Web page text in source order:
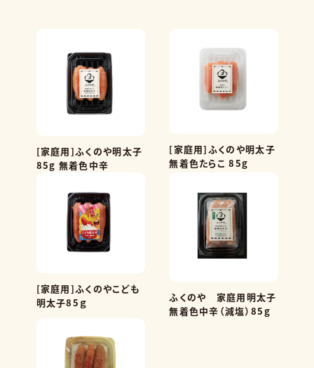
[家庭用]ふくのや明太子
85g 無着色中辛
[家庭用]ふくのや明太子
無着色たらこ 85g
[家庭用]ふくのやこども
明太子85ｇ
ふくのや 家庭用明太子
無着色中辛（減塩）85g